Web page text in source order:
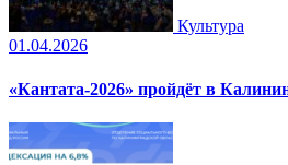
Культура
01.04.2026
«Кантата-2026» пройдёт в